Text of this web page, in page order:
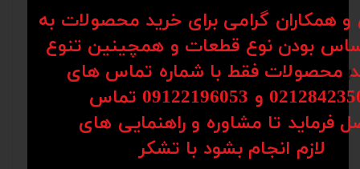
ساخت چین
فلنج مربعی
برای مشاوره و سفارش با شماره 09904142099
تماس حاصل فرمایید
نظرات
همکاران گرامی برای خرید محصولات به
بودن نوع قطعات و همچینین تنوع
کد محصولات فقط با شماره تماس های
و 09122196053​​​​​​​ تماس
فرماید تا مشاوره و راهنمایی های
​​​​​​​لازم انجام بشود با تشکر​​​​​​​